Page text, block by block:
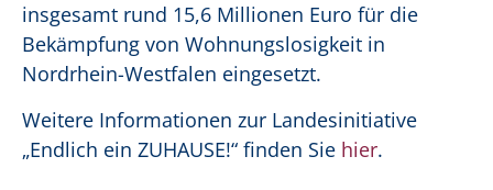
insgesamt rund 15,6 Millionen Euro für die
Bekämpfung von Wohnungslosigkeit in
Nordrhein-Westfalen eingesetzt.
Weitere Informationen zur Landesinitiative
„Endlich ein ZUHAUSE!“ finden Sie hier.